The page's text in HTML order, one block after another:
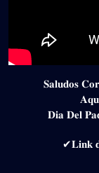
𝐒𝐚𝐥𝐮𝐝𝐨𝐬
𝐃𝐢𝐚 𝐃𝐞𝐥
✔𝐋𝐢𝐧𝐤